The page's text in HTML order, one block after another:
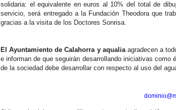
solidaria: el equivalente en euros al 10% del total de
servicio, será entregado a la Fundación Theodora que
gracias a la visita de los Doctores Sonrisa.
El Ayuntamiento de Calahorra y aqualia agradecen a
e informan de que seguirán desarrollando iniciativas
de la sociedad debe desarrollar con respecto al uso del